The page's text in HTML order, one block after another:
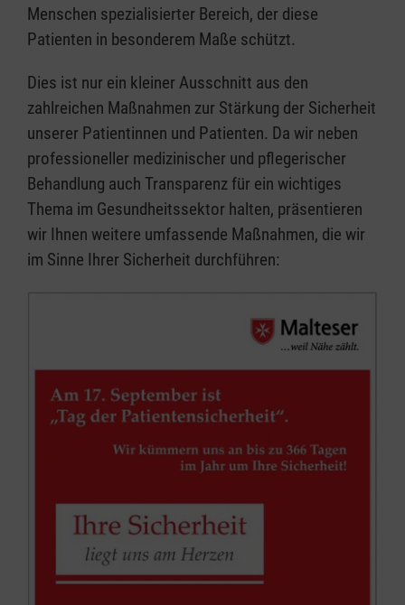
Menschen spezialisierter Bereich, der diese
Patienten in besonderem Maße schützt.
Dies ist nur ein kleiner Ausschnitt aus den
zahlreichen Maßnahmen zur Stärkung der Sicherheit
unserer Patientinnen und Patienten. Da wir neben
professioneller medizinischer und pflegerischer
Behandlung auch Transparenz für ein wichtiges
Thema im Gesundheitssektor halten, präsentieren
wir Ihnen weitere umfassende Maßnahmen, die wir
im Sinne Ihrer Sicherheit durchführen: